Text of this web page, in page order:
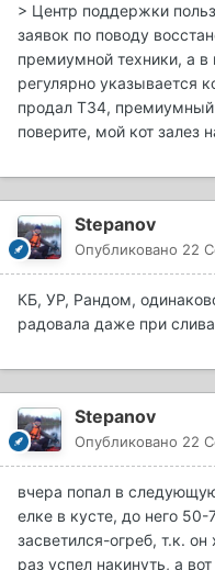
> Центр поддержки
заявок по поводу
премиумной техники, а
регулярно указывается
продал Т34,
поверите, мой кот залез
Stepanov
Опубликовано 22
КБ, УР, Рандом,
радовала даже при
Stepanov
Опубликовано 22
вчера попал в
елке в кусте, до него
засветился-огреб, т.к.
раз успел накинуть, а